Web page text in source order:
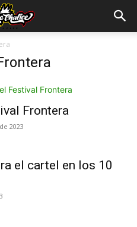
Frontera
2023
el cartel en los 10